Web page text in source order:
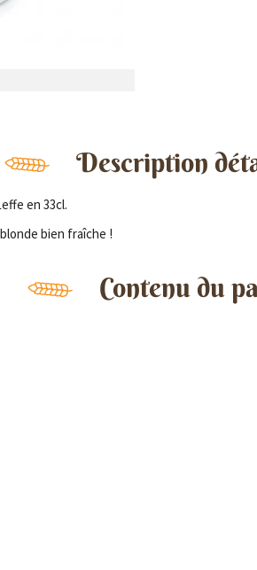
Description
en 33cl.
bien fraîche !
Contenu du